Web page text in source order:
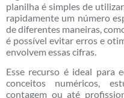
planilha é simples de
rapidamente um número
de diferentes maneiras,
é possível evitar erros e
envolvem essas cifras.
Esse recurso é ideal para
conceitos numéricos,
contagem ou até